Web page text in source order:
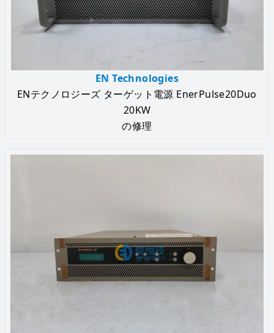
EN Technologies
ENテクノロジーズ ターゲット電源 EnerPulse20Duo
20KW
の修理